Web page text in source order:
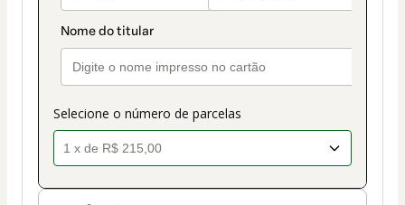
Selecione o número de parcelas